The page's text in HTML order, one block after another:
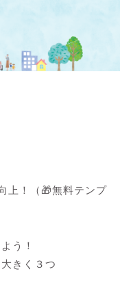
上！（🎁無料テンプ
う！
きく３つ